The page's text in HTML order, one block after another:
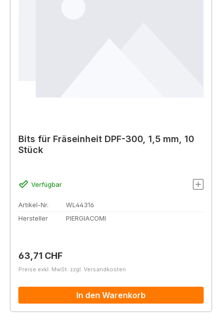
Bits für Fräseinheit DPF-300, 1,5 mm, 10
Stück
Verfügbar
Artikel-Nr.
WL44316
Hersteller
PIERGIACOMI
Regulärer Preis:
63,71 CHF
Preise exkl. MwSt. zzgl. Versandkosten
In den Warenkorb